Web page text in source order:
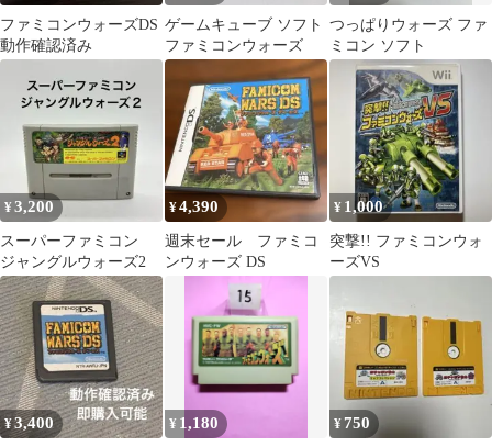
ファミコンウォーズDS
動作確認済み
ゲームキューブ ソフト
ファミコンウォーズ
つっぱりウォーズ ファ
ミコン ソフト
¥3,200
スーパーファミコン
ジャングルウォーズ2
¥4,390
週末セール ファミコ
ンウォーズ DS
¥ 1,000
突撃!! ファミコンウォ
ーズVS
¥3,400 ¥ 1,180 ¥750